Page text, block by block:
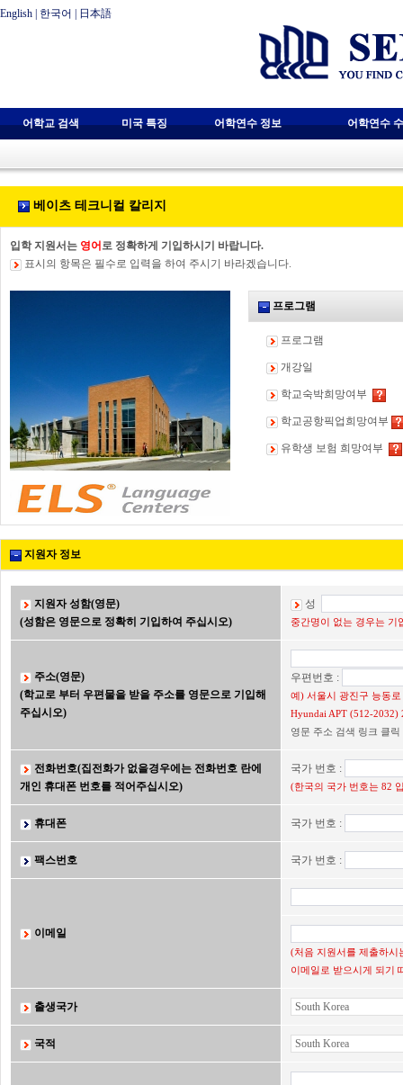
English 한국어 日本語
어학교 검색 미국 특징 어학연수 정보 어학연수
베이츠 테크니컬 칼리지
입학 지원서는 영어 로 정확하게 기입하시기 바랍니다.
표시의 항목은 필수로 입력을 하여 주시기 바라겠습니다.
프로그램
프로그램
개강일
학교숙박희망여부
학교공항픽업희망여부
유학생 보험 희망여부
지원자 정보
지원자 성함(영문)
(성함은 영문으로 정확히 기입하여 주십시오)
성
중간명이 없는 경우는 기
주소(영문)
(학교로 부터 우편물을 받을 주소를 영문으로 기입해
주십시오)
우편번호 :
예) 서울시 광진구 능동
Hyundai APT (512-2032)
영문 주소 검색 링크 클릭
전화번호(집전화가 없을경우에는 전화번호 란에
개인 휴대폰 번호를 적어주십시오)
국가 번호 :
(한국의 국가 번호는 82
휴대폰 국가 번호 :
팩스번호 국가 번호 :
이메일
(처음 지원서를 제출하시
이메일로 받으시게 되기
출생국가
국적